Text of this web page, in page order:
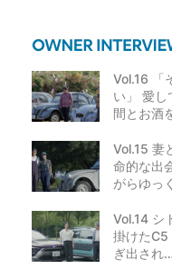
Vol.16 「
い」 愛し
間とお酒
Vol.15 妻
命的な出
がらゆっ
Vol.14 シ
掛けたC5
ぎ出され…